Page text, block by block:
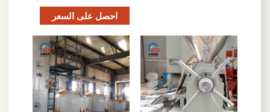
احصل على السعر